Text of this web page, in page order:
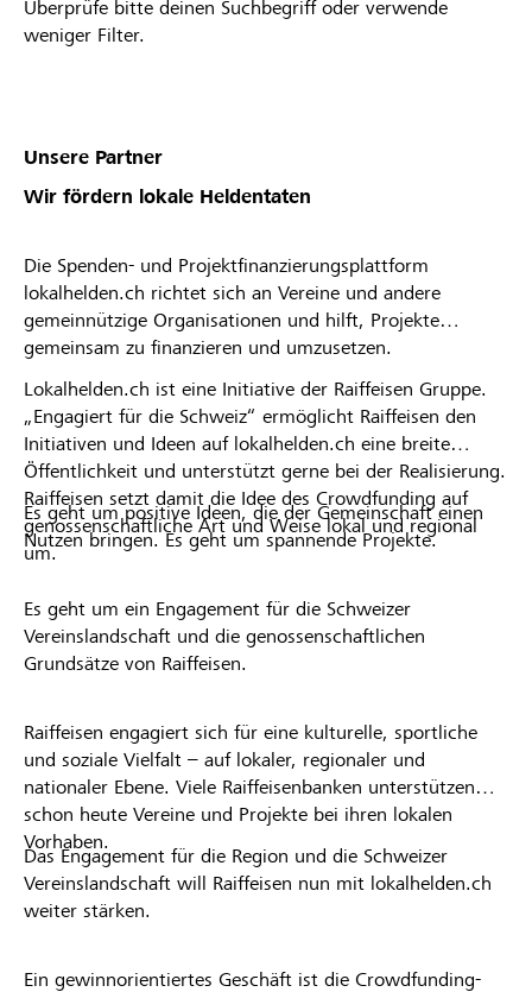
Überprüfe bitte deinen Suchbegriff oder verwende
weniger Filter.
Unsere Partner
Wir fördern lokale Heldentaten
Die Spenden- und Projektfinanzierungsplattform
lokalhelden.ch richtet sich an Vereine und andere
gemeinnützige Organisationen und hilft, Projekte
gemeinsam zu finanzieren und umzusetzen.
Lokalhelden.ch ist eine Initiative der Raiffeisen Gruppe.
„Engagiert für die Schweiz“ ermöglicht Raiffeisen den
Initiativen und Ideen auf lokalhelden.ch eine breite
Öffentlichkeit und unterstützt gerne bei der Realisierung.
Raiffeisen setzt damit die Idee des Crowdfunding auf
genossenschaftliche Art und Weise lokal und regional
um.
Es geht um positive Ideen, die der Gemeinschaft einen
Nutzen bringen. Es geht um spannende Projekte.
Es geht um ein Engagement für die Schweizer
Vereinslandschaft und die genossenschaftlichen
Grundsätze von Raiffeisen.
Raiffeisen engagiert sich für eine kulturelle, sportliche
und soziale Vielfalt – auf lokaler, regionaler und
nationaler Ebene. Viele Raiffeisenbanken unterstützen
schon heute Vereine und Projekte bei ihren lokalen
Vorhaben.
Das Engagement für die Region und die Schweizer
Vereinslandschaft will Raiffeisen nun mit lokalhelden.ch
weiter stärken.
Ein gewinnorientiertes Geschäft ist die Crowdfunding-